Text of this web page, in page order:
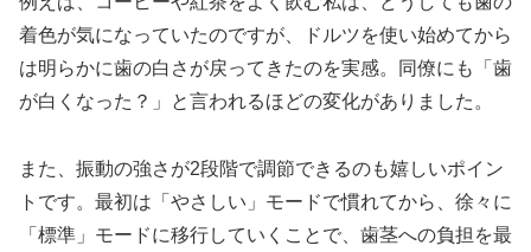
着色が気になっていたのですが、ドルツを使い始めてから
は明らかに歯の白さが戻ってきたのを実感。同僚にも「歯
が白くなった？」と言われるほどの変化がありました。
また、振動の強さが2段階で調節できるのも嬉しいポイン
トです。最初は「やさしい」モードで慣れてから、徐々に
「標準」モードに移行していくことで、歯茎への負担を最